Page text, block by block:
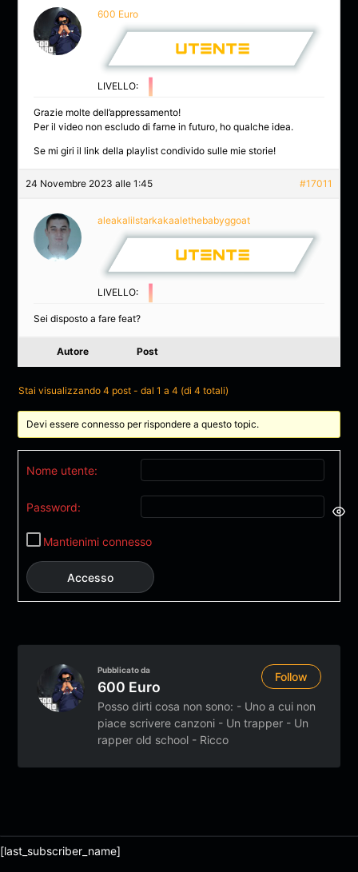
600 Euro
LIVELLO:
Grazie molte dell’appressamento!
Per il video non escludo di farne in futuro, ho qualche idea.
Se mi giri il link della playlist condivido sulle mie storie!
24 Novembre 2023 alle 1:45 #17011
aleakalilstarkakaalethebabyggoat
LIVELLO:
Sei disposto a fare feat?
Autore Post
Stai visualizzando 4 post - dal 1 a 4 (di 4 totali)
Devi essere connesso per rispondere a questo topic.
Nome utente:
Password:
Mantienimi connesso
Accesso
Pubblicato da
600 Euro
Follow
Posso dirti cosa non sono: - Uno a cui non
piace scrivere canzoni - Un trapper - Un
rapper old school - Ricco
[last_subscriber_name]